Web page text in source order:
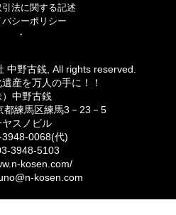
法に関する記述
バシーポリシー
・
野古銭, All rights reserved.
産を万人の手に！！
）中野古銭
都練馬区練馬3－23－5
ヤスノビル
3948-0068(代)
3948-5103
kosen.com/
kosen.com